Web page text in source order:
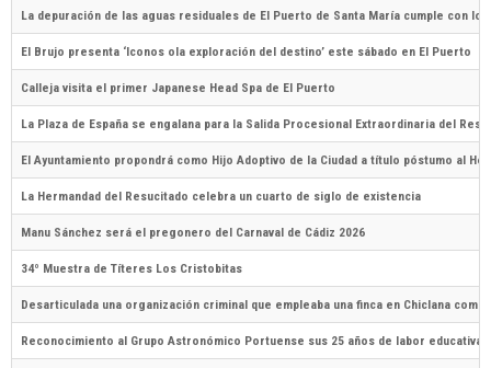
La depuración de las aguas residuales de El Puerto de Santa María cumple con
El Brujo presenta ‘Iconos ola exploración del destino’ este sábado en El Puerto
Calleja visita el primer Japanese Head Spa de El Puerto
La Plaza de España se engalana para la Salida Procesional Extraordinaria del
El Ayuntamiento propondrá como Hijo Adoptivo de la Ciudad a título póstumo al
La Hermandad del Resucitado celebra un cuarto de siglo de existencia
Manu Sánchez será el pregonero del Carnaval de Cádiz 2026
34º Muestra de Títeres Los Cristobitas
Desarticulada una organización criminal que empleaba una finca en Chiclana
Reconocimiento al Grupo Astronómico Portuense sus 25 años de labor educativa